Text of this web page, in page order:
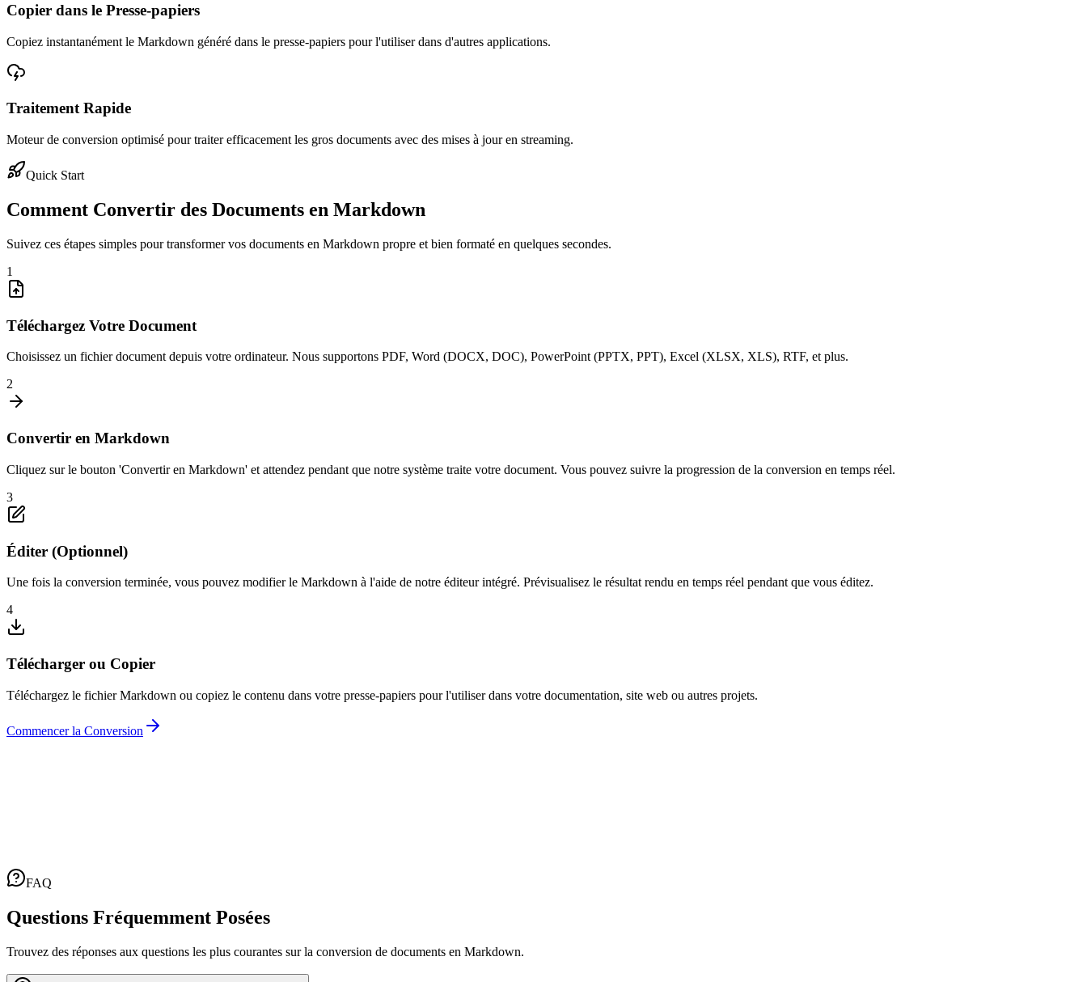
Copier dans le Presse-papiers
Copiez instantanément le Markdown généré dans le presse-papiers pour l'utiliser dans d'autres applications.
Traitement Rapide
Moteur de conversion optimisé pour traiter efficacement les gros documents avec des mises à jour en streaming.
Quick Start
Comment Convertir des Documents en Markdown
Suivez ces étapes simples pour transformer vos documents en Markdown propre et bien formaté en quelques secondes.
1
Téléchargez Votre Document
Choisissez un fichier document depuis votre ordinateur. Nous supportons PDF, Word (DOCX, DOC), PowerPoint (PPTX, PPT), Excel (XLSX, XLS), RTF, et plus.
2
Convertir en Markdown
Cliquez sur le bouton 'Convertir en Markdown' et attendez pendant que notre système traite votre document. Vous pouvez suivre la progression de la conversion en temps réel.
3
Éditer (Optionnel)
Une fois la conversion terminée, vous pouvez modifier le Markdown à l'aide de notre éditeur intégré. Prévisualisez le résultat rendu en temps réel pendant que vous éditez.
4
Télécharger ou Copier
Téléchargez le fichier Markdown ou copiez le contenu dans votre presse-papiers pour l'utiliser dans votre documentation, site web ou autres projets.
Commencer la Conversion
FAQ
Questions Fréquemment Posées
Trouvez des réponses aux questions les plus courantes sur la conversion de documents en Markdown.